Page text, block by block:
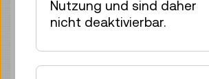
Führung / Aktion
4 Plätze frei
Nutzung und sind daher
nicht deaktivierbar.